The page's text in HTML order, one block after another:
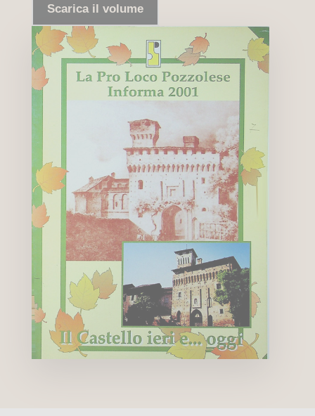
Scarica il volume